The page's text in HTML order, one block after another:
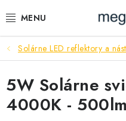
na
PRIEMYSEL
SVIETIDLÁ
ŽIAROVKY A TRUBICE
Solárne LED reflektory a
5W Solárne
4000K - 500lm